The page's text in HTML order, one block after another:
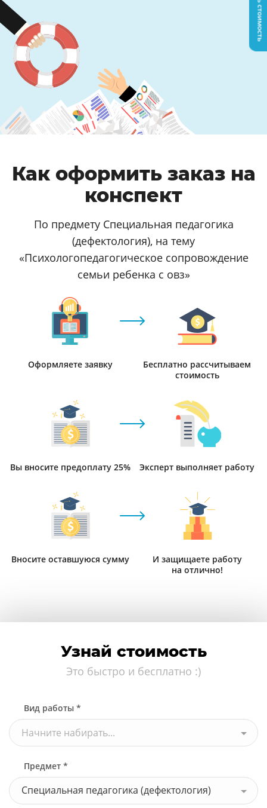
Как оформить заказ на
конспект
По предмету Специальная педагогика
(дефектология), на тему
«Психологопедагогическое сопровождение
семьи ребенка с овз»
Оформляете заявку
Бесплатно рассчитываем
стоимость
Вы вносите предоплату 25% Эксперт выполняет работу
Вносите оставшуюся сумму
И защищаете работу
на отлично!
Узнай стоимость
Это быстро и бесплатно :)
Вид работы *
Начните набирать...
Предмет *
Специальная педагогика (дефектология)